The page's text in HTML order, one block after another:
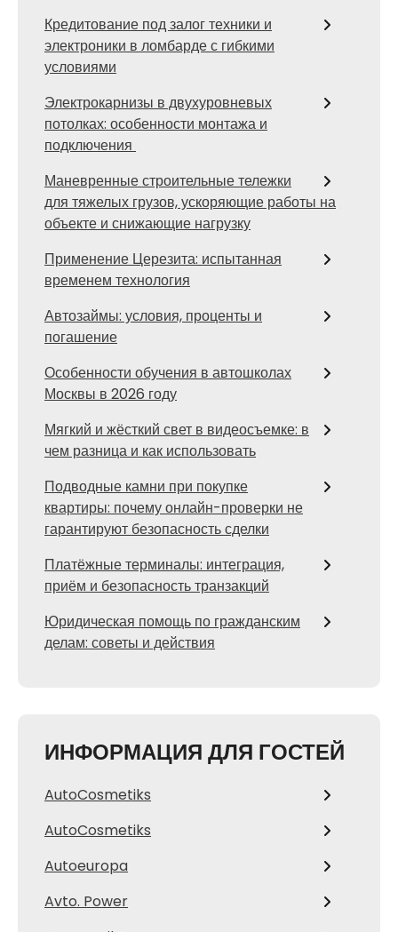
Кредитование под залог техники и
электроники в ломбарде с гибкими
условиями
Электрокарнизы в двухуровневых
потолках: особенности монтажа и
подключения
Маневренные строительные тележки
для тяжелых грузов, ускоряющие работы на
объекте и снижающие нагрузку
Применение Церезита: испытанная
временем технология
Автозаймы: условия, проценты и
погашение
Особенности обучения в автошколах
Москвы в 2026 году
Мягкий и жёсткий свет в видеосъемке: в
чем разница и как использовать
Подводные камни при покупке
квартиры: почему онлайн-проверки не
гарантируют безопасность сделки
Платёжные терминалы: интеграция,
приём и безопасность транзакций
Юридическая помощь по гражданским
делам: советы и действия
ИНФОРМАЦИЯ ДЛЯ ГОСТЕЙ
AutoCosmetiks
AutoCosmetiks
Autoeuropa
Avto. Power